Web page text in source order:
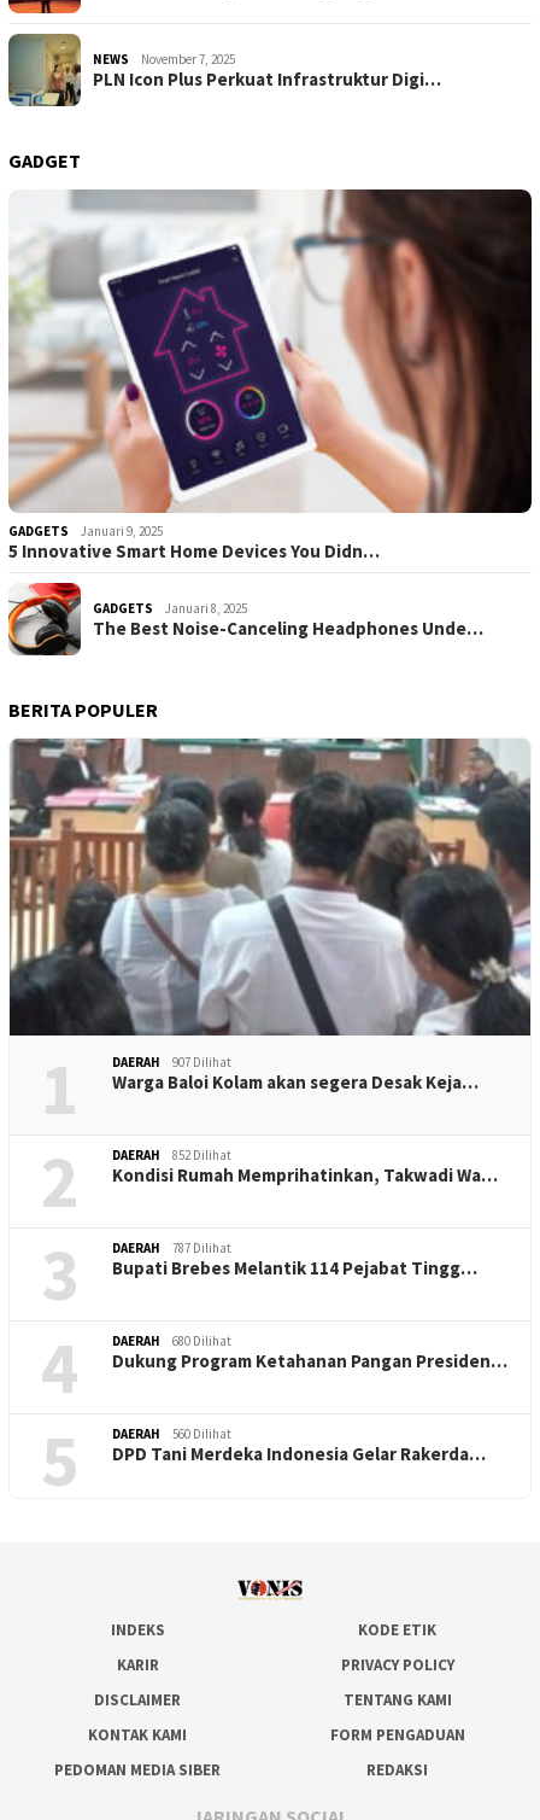
NEWS November 7, 2025
PLN Icon Plus Perkuat Infrastruktur Digi…
GADGET
GADGETS Januari 9, 2025
5 Innovative Smart Home Devices You Didn…
GADGETS Januari 8, 2025
The Best Noise-Canceling Headphones Unde…
BERITA POPULER
1 DAERAH 907 Dilihat
Warga Baloi Kolam akan segera Desak Keja…
2 DAERAH 852 Dilihat
Kondisi Rumah Memprihatinkan, Takwadi Wa…
3 DAERAH 787 Dilihat
Bupati Brebes Melantik 114 Pejabat Tingg…
4 DAERAH 680 Dilihat
Dukung Program Ketahanan Pangan Presiden…
5 DAERAH 560 Dilihat
DPD Tani Merdeka Indonesia Gelar Rakerda…
INDEKS
KODE ETIK
KARIR
PRIVACY POLICY
DISCLAIMER
TENTANG KAMI
KONTAK KAMI
FORM PENGADUAN
PEDOMAN MEDIA SIBER
REDAKSI